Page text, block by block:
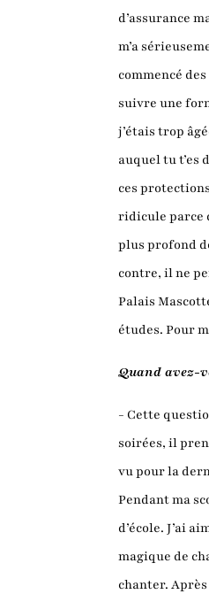
d’assurance
m’a
commencé
suivre une
j’étais trop
auquel tu
ces
ridicule parce
plus profond
contre, il ne
Palais
études. Pour
Quand avez-
- Cette
soirées, il
vu pour la
Pendant ma
d’école. J’ai
magique de
chanter.